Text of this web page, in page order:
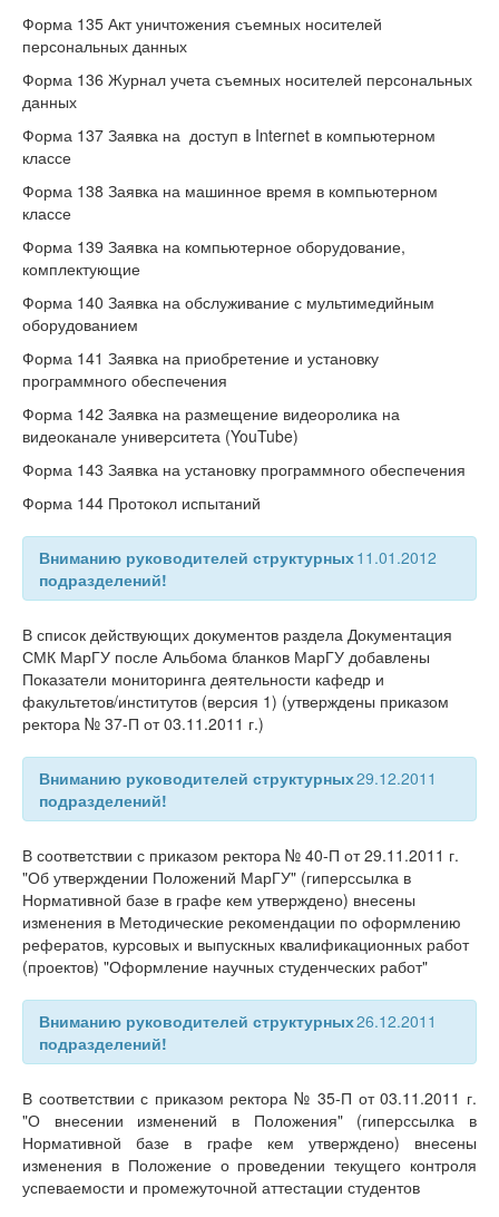
Форма 135 Акт уничтожения съемных носителей
персональных данных
Форма 136 Журнал учета съемных носителей персональных
данных
Форма 137 Заявка на доступ в Internet в компьютерном
классе
Форма 138 Заявка на машинное время в компьютерном
классе
Форма 139 Заявка на компьютерное оборудование,
комплектующие
Форма 140 Заявка на обслуживание с мультимедийным
оборудованием
Форма 141 Заявка на приобретение и установку
программного обеспечения
Форма 142 Заявка на размещение видеоролика на
видеоканале университета (YouTube)
Форма 143 Заявка на установку программного обеспечения
Форма 144 Протокол испытаний
11.01.2012
Вниманию руководителей структурных
подразделений!
В список действующих документов раздела Документация
СМК МарГУ после Альбома бланков МарГУ добавлены
Показатели мониторинга деятельности кафедр и
факультетов/институтов (версия 1) (утверждены приказом
ректора № 37-П от 03.11.2011 г.)
29.12.2011
Вниманию руководителей структурных
подразделений!
В соответствии с приказом ректора № 40-П от 29.11.2011 г.
"Об утверждении Положений МарГУ" (гиперссылка в
Нормативной базе в графе кем утверждено) внесены
изменения в Методические рекомендации по оформлению
рефератов, курсовых и выпускных квалификационных работ
(проектов) "Оформление научных студенческих работ"
26.12.2011
Вниманию руководителей структурных
подразделений!
В соответствии с приказом ректора № 35-П от 03.11.2011 г.
"О внесении изменений в Положения" (гиперссылка в
Нормативной базе в графе кем утверждено) внесены
изменения в Положение о проведении текущего контроля
успеваемости и промежуточной аттестации студентов